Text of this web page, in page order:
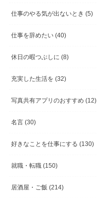
仕事のやる気が出ないとき (5)
仕事を辞めたい (40)
休日の暇つぶしに (8)
充実した生活を (32)
写真共有アプリのおすすめ (12)
名言 (30)
好きなことを仕事にする (130)
就職・転職 (150)
居酒屋・ご飯 (214)